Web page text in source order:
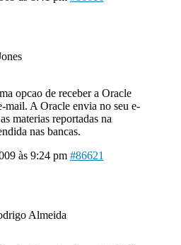
opcao de receber a Oracle
mail. A Oracle envia no seu e-
materias reportadas na
nas bancas.
às 9:24 pm #86621
Almeida